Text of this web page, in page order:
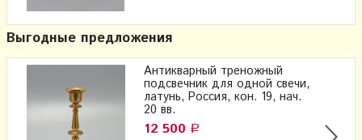
Выгодные предложения
Антикварный треножный
подсвечник для одной свечи,
латунь, Россия, кон. 19, нач.
20 вв.
12 500 Р